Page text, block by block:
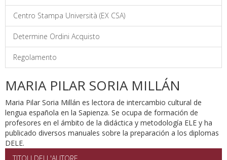
Centro Stampa Università (EX CSA)
Determine Ordini Acquisto
Regolamento
MARIA PILAR SORIA MILLÁN
Maria Pilar Soria Millán es lectora de intercambio cultural de
lengua española en la Sapienza. Se ocupa de formación de
profesores en el ámbito de la didáctica y metodología ELE y ha
publicado diversos manuales sobre la preparación a los diplomas
DELE.